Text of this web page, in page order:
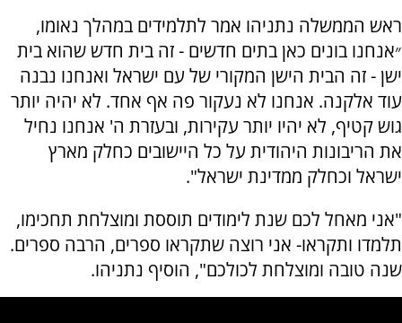
ראש הממשלה נתניהו אמר לתלמידים במהלך נאומו,
״אנחנו בונים כאן בתים חדשים - זה בית חדש שהוא בית
ישן - זה הבית הישן המקורי של עם ישראל ואנחנו נבנה
עוד אלקנה. אנחנו לא נעקור פה אף אחד. לא יהיה יותר
גוש קטיף, לא יהיו יותר עקירות, ובעזרת ה' אנחנו נחיל
את הריבונות היהודית על כל היישובים כחלק מארץ
ישראל וכחלק ממדינת ישראל".
"אני מאחל לכם שנת לימודים תוססת ומוצלחת תחכימו,
תלמדו ותקראו- אני רוצה שתקראו ספרים, הרבה ספרים.
שנה טובה ומוצלחת לכולכם", הוסיף נתניהו.